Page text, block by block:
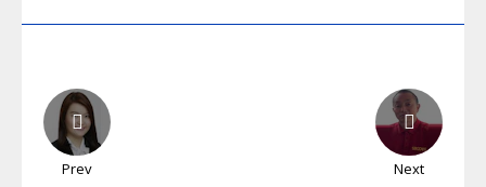
Prev Next